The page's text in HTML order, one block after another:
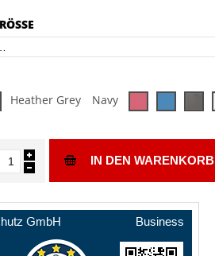
Heather Grey Navy
IN DEN WARENKORB